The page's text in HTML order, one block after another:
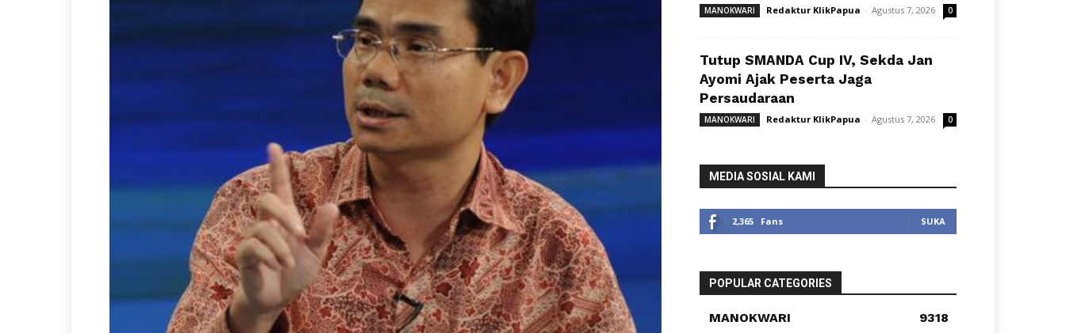
MANOKWARI Redaktur KlikPapua - Agustus 7, 2026 0
Tutup SMANDA Cup IV, Sekda Jan
Ayomi Ajak Peserta Jaga
Persaudaraan
MANOKWARI Redaktur KlikPapua - Agustus 7, 2026 0
MEDIA SOSIAL KAMI
2,365 Fans SUKA
POPULAR CATEGORIES
MANOKWARI
9318